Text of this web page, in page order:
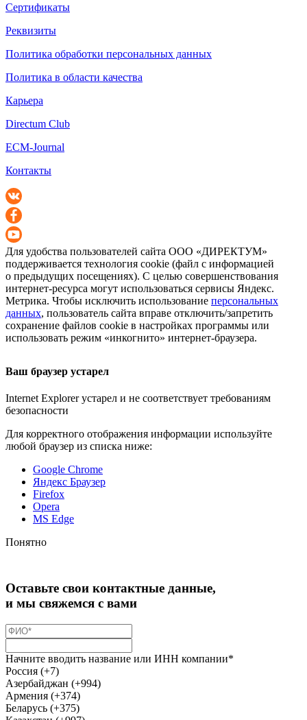
Сертификаты
Реквизиты
Политика обработки персональных данных
Политика в области качества
Карьера
Directum Club
ECM-Journal
Контакты
Для удобства пользователей сайта ООО «ДИРЕКТУМ»
поддерживается технология cookie (файл с информацией
о предыдущих посещениях). С целью совершенствования
интернет-ресурса могут использоваться сервисы Яндекс.
Метрика. Чтобы исключить использование персональных
данных, пользователь сайта вправе отключить/запретить
сохранение файлов cookie в настройках программы или
использовать режим «инкогнито» интернет-браузера.
Ваш браузер устарел
Internet Explorer устарел и не соответствует требованиям
безопасности
Для корректного отображения информации используйте
любой браузер из списка ниже:
Google Chrome
Яндекс Браузер
Firefox
Opera
MS Edge
Понятно
Оставьте свои контактные данные,
и мы свяжемся с вами
Начните вводить название или ИНН компании*
Россия (+7)
Азербайджан (+994)
Армения (+374)
Беларусь (+375)